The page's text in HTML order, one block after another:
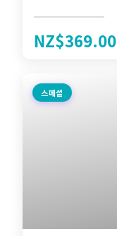
NZ$369.00
스페셜